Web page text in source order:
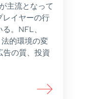
主流となって
レイヤーの行
。NFL、
的環境の変
告の質、投資